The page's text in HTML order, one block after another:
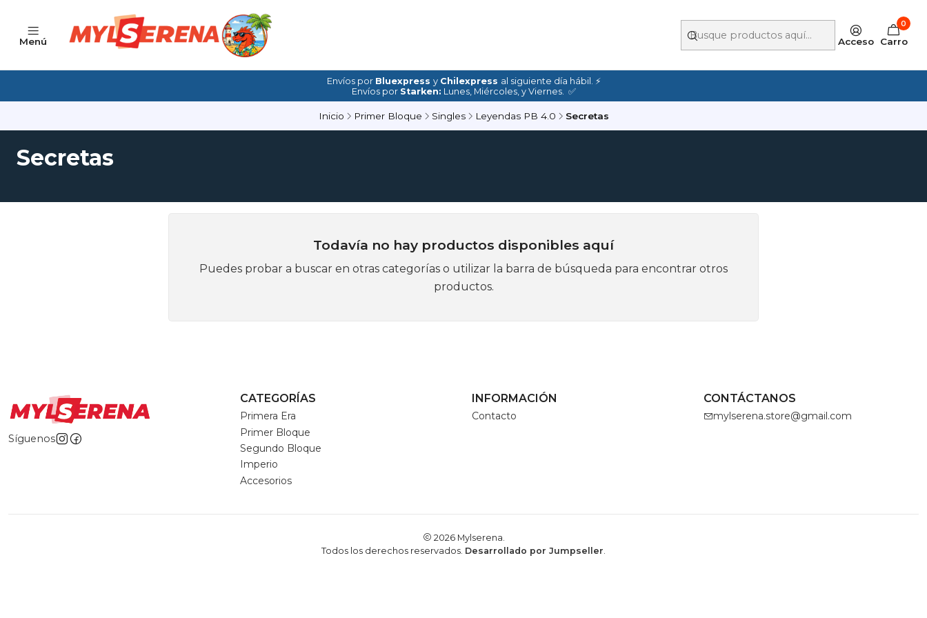
Menú Acceso
0
Carro
Envíos por Bluexpress y Chilexpress al siguiente día hábil. ⚡
Envíos por Starken: Lunes, Miércoles, y Viernes. ✅
Inicio Primer Bloque Singles Leyendas PB 4.0 Secretas
Secretas
Todavía no hay productos disponibles aquí
Puedes probar a buscar en otras categorías o utilizar la barra de búsqueda para encontrar otros
productos.
Síguenos
CATEGORÍAS
Primera Era
Primer Bloque
Segundo Bloque
Imperio
Accesorios
INFORMACIÓN
Contacto
CONTÁCTANOS
mylserena.store@gmail.com
2026 Mylserena.
Todos los derechos reservados. Desarrollado por Jumpseller